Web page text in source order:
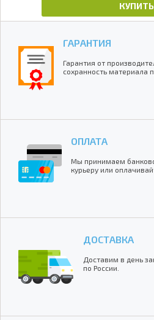
КУПИТЬ
ГАРАНТИЯ
Гарантия от
сохранность материала
ОПЛАТА
Мы принимаем
курьеру или
ДОСТАВКА
Доставим в день
по России.